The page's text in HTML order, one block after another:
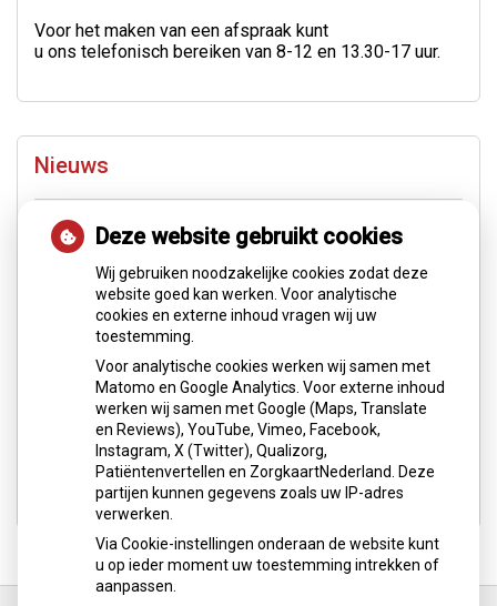
Voor het maken van een afspraak kunt
u ons telefonisch bereiken van 8-12 en 13.30-17 uur.
Nieuws
Let op: valse Infomedics-mails over openstaande
rekening
Tanden bleken? Laat het veilig doen!
Gezond tandvlees: de basis voor een gezonde
Naar de tandarts in het buitenland? Wees op je
hoede!
(Mond)zorgkosten gemaakt in 2025? Check of die
aftrekbaar zijn
Deze website gebruikt cookies
Wij gebruiken noodzakelijke cookies zodat deze
website goed kan werken. Voor analytische
cookies en externe inhoud vragen wij uw
toestemming.
Voor analytische cookies werken wij samen met
Matomo en Google Analytics. Voor externe inhoud
werken wij samen met Google (Maps, Translate
en Reviews), YouTube, Vimeo, Facebook,
Instagram, X (Twitter), Qualizorg,
Patiëntenvertellen en ZorgkaartNederland. Deze
partijen kunnen gegevens zoals uw IP-adres
verwerken.
Via Cookie-instellingen onderaan de website kunt
u op ieder moment uw toestemming intrekken of
aanpassen.